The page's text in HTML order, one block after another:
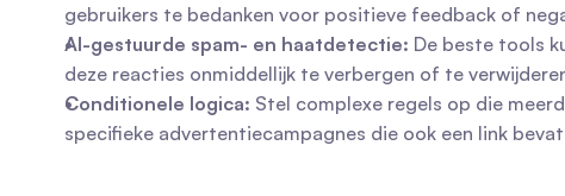
gebruikers te bedanken voor positieve feedback of
AI-gestuurde spam- en haatdetectie: De beste tools
deze reacties onmiddellijk te verbergen of te
Conditionele logica: Stel complexe regels op die
specifieke advertentiecampagnes die ook een link